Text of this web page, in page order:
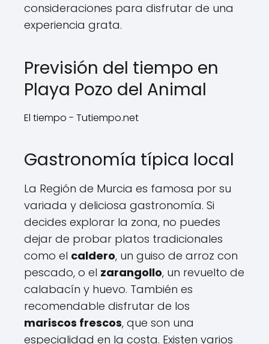
consideraciones para disfrutar de una
experiencia grata.
Previsión del tiempo en
Playa Pozo del Animal
El tiempo - Tutiempo.net
Gastronomía típica local
La Región de Murcia es famosa por su
variada y deliciosa gastronomía. Si
decides explorar la zona, no puedes
dejar de probar platos tradicionales
como el caldero, un guiso de arroz con
pescado, o el zarangollo, un revuelto de
calabacín y huevo. También es
recomendable disfrutar de los
mariscos frescos, que son una
especialidad en la costa. Existen varios